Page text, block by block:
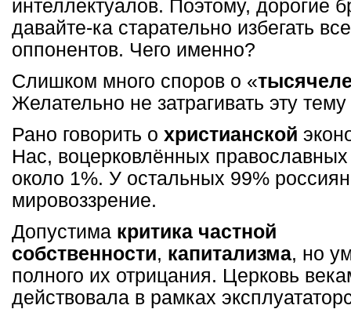
интеллектуалов. Поэтому, дорогие
давайте-ка старательно избегать
оппонентов. Чего именно?
Слишком много споров о «
Желательно не затрагивать эту
Рано говорить о христианской
Нас, воцерковлённых
около 1%. У остальных 99%
мировоззрение.
Допустима критика частной
собственности, капитализма, но
полного их отрицания. Церковь
действовала в рамках